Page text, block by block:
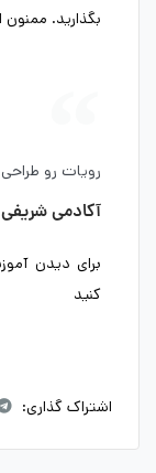
بگذارید.
رویات رو
آکادمی شریفی
برای دیدن
کنید
اشتراک گذاری: